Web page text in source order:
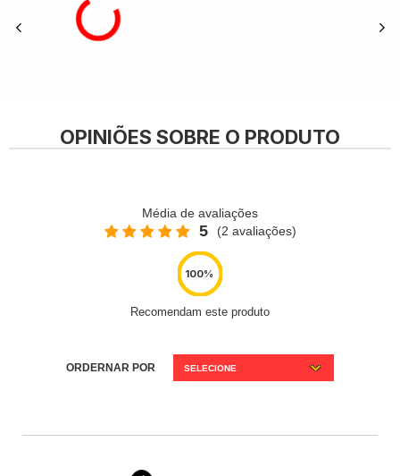
OPINIÕES SOBRE O PRODUTO
Média de avaliações
5 (2 avaliações)
Recomendam este produto
ORDERNAR POR SELECIONE